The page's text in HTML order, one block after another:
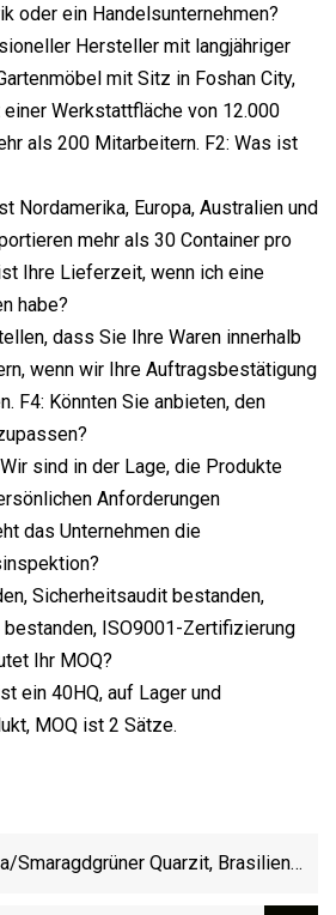
oder ein Handelsunternehmen?
Hersteller mit langjähriger
mit Sitz in Foshan City,
einer Werkstattfläche von 12.000
als 200 Mitarbeitern. F2: Was ist
Nordamerika, Europa, Australien und
mehr als 30 Container pro
Ihre Lieferzeit, wenn ich eine
habe?
dass Sie Ihre Waren innerhalb
wenn wir Ihre Auftragsbestätigung
F4: Könnten Sie anbieten, den
sind in der Lage, die Produkte
Anforderungen
das Unternehmen die
Sicherheitsaudit bestanden,
ISO9001-Zertifizierung
Ihr MOQ?
ein 40HQ, auf Lager und
MOQ ist 2 Sätze.
Smaragdgrüner Quarzit, Brasilien